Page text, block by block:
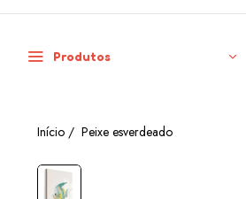
Produtos
Início / Peixe esverdeado